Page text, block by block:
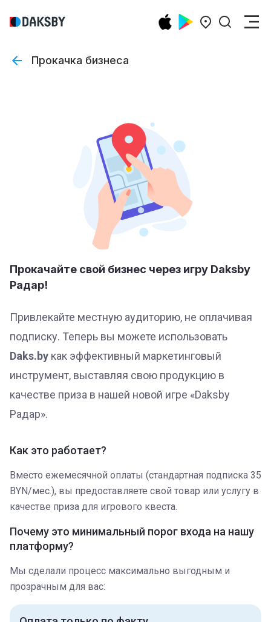
Прокачка бизнеса
Прокачайте свой бизнес через игру Daksby
Радар!
Привлекайте местную аудиторию, не оплачивая
подписку. Теперь вы можете использовать
Daks.by как эффективный маркетинговый
инструмент, выставляя свою продукцию в
качестве приза в нашей новой игре «Daksby
Радар».
Как это работает?
Вместо ежемесячной оплаты (стандартная подписка 35
BYN/мес.), вы предоставляете свой товар или услугу в
качестве приза для игрового квеста.
Почему это минимальный порог входа на нашу
платформу?
Мы сделали процесс максимально выгодным и
прозрачным для вас: